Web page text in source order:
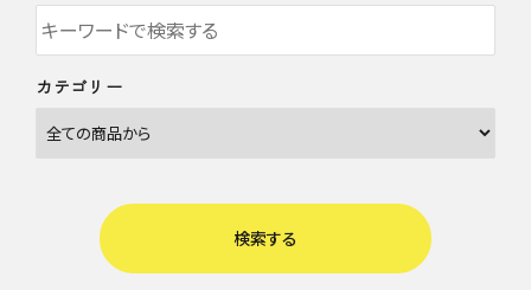
カテゴリー
検索する